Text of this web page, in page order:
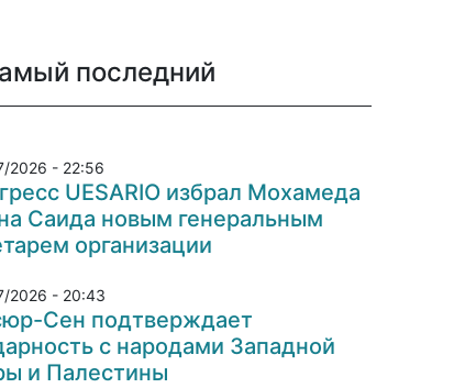
последний
2026 - 22:56
UESARIO избрал Мохамеда
Саида новым генеральным
организации
2026 - 20:43
Сен подтверждает
с народами Западной
и Палестины